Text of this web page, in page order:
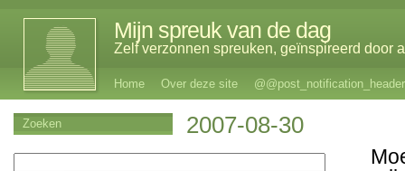
Mijn spreuk van de dag
Zelf verzonnen spreuken, geïnspireerd door
Home Over deze site @@post_notification_header
2007-08-30
Zoeken